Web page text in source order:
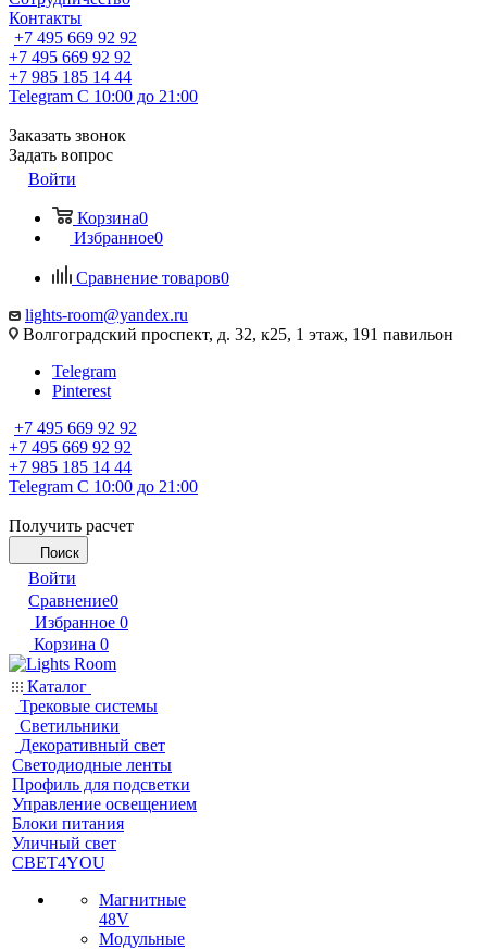
Контакты
+7 495 669 92 92
+7 495 669 92 92
+7 985 185 14 44
Telegram С 10:00 до 21:00
Заказать звонок
Задать вопрос
Войти
Корзина0
Избранное0
Сравнение товаров0
lights-room@yandex.ru
Волгоградский проспект, д. 32, к25, 1 этаж, 191 павильон
Telegram
Pinterest
+7 495 669 92 92
+7 495 669 92 92
+7 985 185 14 44
Telegram С 10:00 до 21:00
Получить расчет
Поиск
Войти
Сравнение0
Избранное 0
Корзина 0
Каталог
Трековые системы
Светильники
Декоративный свет
Светодиодные ленты
Профиль для подсветки
Управление освещением
Блоки питания
Уличный свет
СВЕТ4YOU
Магнитные
48V
Модульные